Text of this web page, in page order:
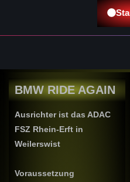
BMW RIDE AGAIN
Ausrichter ist das ADAC
FSZ Rhein-Erft in
Weilerswist
Voraussetzung